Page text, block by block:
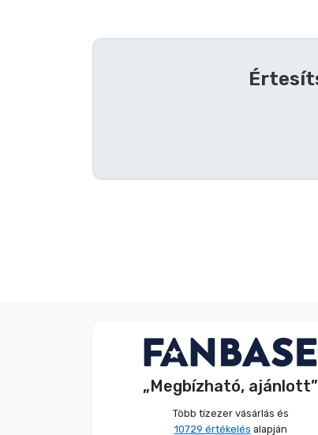
„Megbízható, ajánlott”
Több tízezer vásárlás és
10729 értékelés alapján